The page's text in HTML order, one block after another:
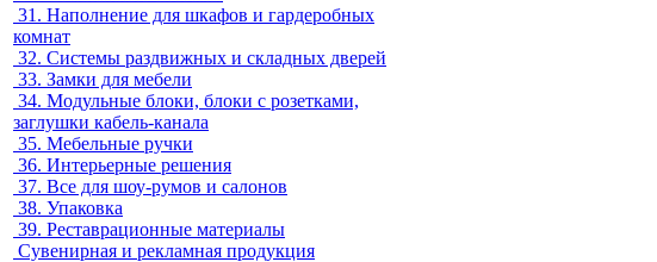
31. Наполнение для шкафов и гардеробных
комнат
32. Системы раздвижных и складных дверей
33. Замки для мебели
34. Модульные блоки, блоки с розетками,
заглушки кабель-канала
35. Мебельные ручки
36. Интерьерные решения
37. Все для шоу-румов и салонов
38. Упаковка
39. Реставрационные материалы
Сувенирная и рекламная продукция